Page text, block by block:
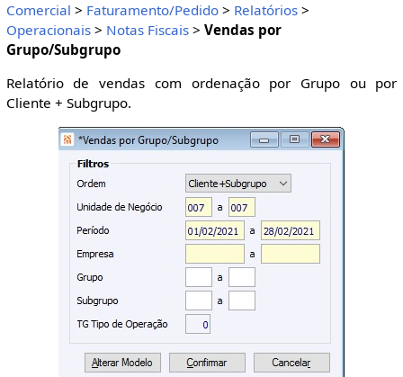
Comercial > Faturamento/Pedido> Relatórios>
Operacionais> Notas Fiscais> Vendas por
Grupo/Subgrupo
Relatório de vendas com ordenação por Grupo ou por
Cliente + Subgrupo.